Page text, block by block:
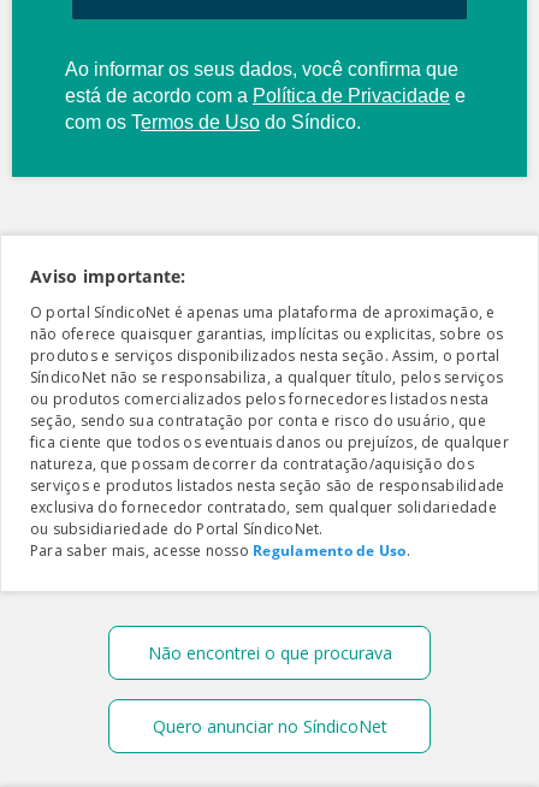
Ao informar os seus dados, você confirma que
está de acordo com a Política de Privacidade e
com os Termos de Uso do Síndico.
Aviso importante:
O portal SíndicoNet é apenas uma plataforma de aproximação, e
não oferece quaisquer garantias, implícitas ou explicitas, sobre os
produtos e serviços disponibilizados nesta seção. Assim, o portal
SíndicoNet não se responsabiliza, a qualquer título, pelos serviços
ou produtos comercializados pelos fornecedores listados nesta
seção, sendo sua contratação por conta e risco do usuário, que
fica ciente que todos os eventuais danos ou prejuízos, de qualquer
natureza, que possam decorrer da contratação/aquisição dos
serviços e produtos listados nesta seção são de responsabilidade
exclusiva do fornecedor contratado, sem qualquer solidariedade
ou subsidiariedade do Portal SíndicoNet.
Para saber mais, acesse nosso Regulamento de Uso.
Não encontrei o que procurava
Quero anunciar no SíndicoNet